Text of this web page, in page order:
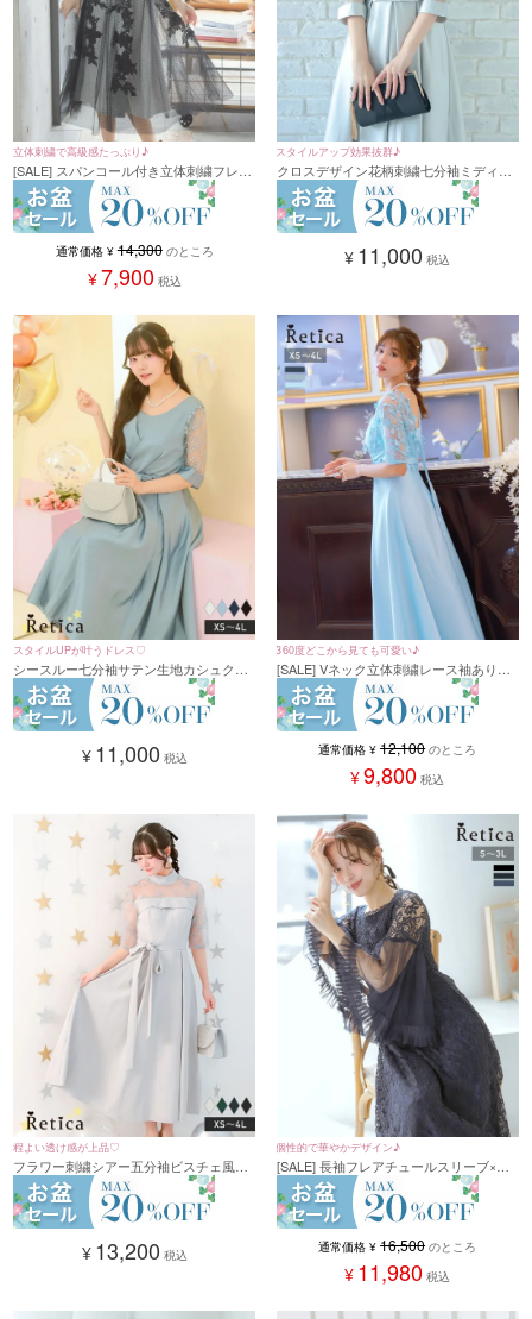
立体刺繍で高級感たっぷり♪
[SALE] スパンコール付き立体刺繍フレン
チスリーブミモレ丈ワンピースパーティ
ードレス (XSサイズ～4Lサイズ)
通常価格 ¥ 14,300 のところ
¥7,900 税込
スタイルアップ効果抜群♪
クロスデザイン花柄刺繍七分袖ミディア
ム丈パーティードレス (XSサイズ～4Lサ
イズ)
¥ 11,000 税込
スタイルUPが叶うドレス♡
シースルー七分袖サテン生地カシュクー
ルデザインパーティードレス 結婚式 (XS
サイズ～4Lサイズ)
¥ 11,000 税込
360度どこから見ても可愛い♪
[SALE] Vネック立体刺繍レース袖ありロ
ング丈パーティードレス (XSサイズ～4L
サイズ)
通常価格 ¥ 12,100 のところ
¥9,800 税込
程よい透け感が上品♡
フラワー刺繍シアー五分袖ビスチェ風ミ
モレ丈パーティードレス(XSサイズ～4L
サイズ)
¥ 13,200 税込
個性的で華やかデザイン♪
[SALE] 長袖フレアチュールスリーブ×レ
ースワンカラーフレアパーティードレス
(Sサイズ～3Lサイズ)
通常価格 ¥ 16,500 のところ
¥ 11,980 税込